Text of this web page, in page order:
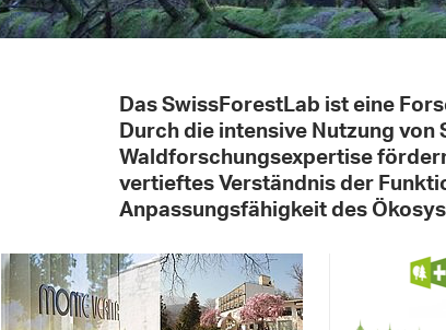
Das SwissForestLab ist eine
Durch die intensive Nutzung
Waldforschungsexpertise
vertieftes Verständnis der
Anpassungsfähigkeit des